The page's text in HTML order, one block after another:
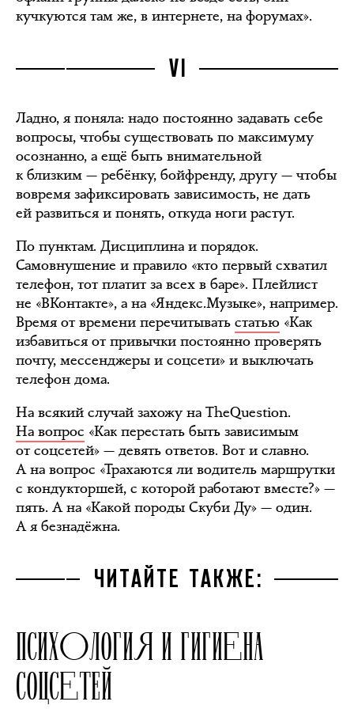
кучкуются там же, в интернете, на форумах».
VI
Ладно, я поняла: надо постоянно задавать себе
вопросы, чтобы существовать по максимуму
осознанно, а ещё быть внимательной
к близким — ребёнку, бойфренду, другу — чтобы
вовремя зафиксировать зависимость, не дать
ей развиться и понять, откуда ноги растут.
По пунктам. Дисциплина и порядок.
Самовнушение и правило «кто первый схватил
телефон, тот платит за всех в баре». Плейлист
не «ВКонтакте», а на «Яндекс.Музыке», например.
Время от времени перечитывать статью «Как
избавиться от привычки постоянно проверять
почту, мессенджеры и соцсети» и выключать
телефон дома.
На всякий случай захожу на TheQuestion.
На вопрос «Как перестать быть зависимым
от соцсетей» — девять ответов. Вот и славно.
А на вопрос «Трахаются ли водитель маршрутки
с кондукторшей, с которой работают вместе?» —
пять. А на «Какой породы Скуби Ду» — один.
А я безнадёжна.
ЧИТАЙТЕ ТАКЖЕ:
ПСИХОЛОГИЯ И ГИГИЕНА
СОЦСЕТЕЙ